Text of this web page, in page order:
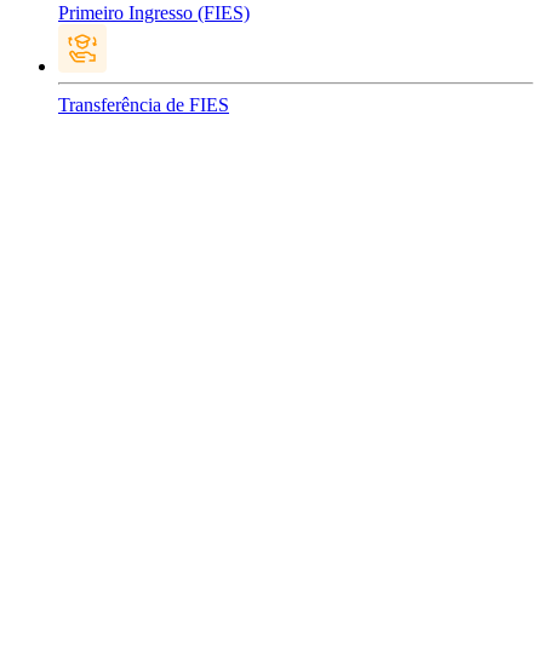
Primeiro Ingresso (FIES)
Transferência de FIES